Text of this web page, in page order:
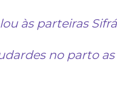
às parteiras
no parto